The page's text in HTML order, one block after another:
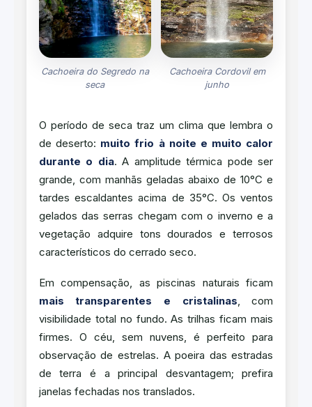
Cachoeira do Segredo na
seca
Cachoeira Cordovil em
junho
O período de seca traz um clima que lembra o
de deserto: muito frio à noite e muito calor
durante o dia. A amplitude térmica pode ser
grande, com manhãs geladas abaixo de 10°C e
tardes escaldantes acima de 35°C. Os ventos
gelados das serras chegam com o inverno e a
vegetação adquire tons dourados e terrosos
característicos do cerrado seco.
Em compensação, as piscinas naturais ficam
mais transparentes e cristalinas , com
visibilidade total no fundo. As trilhas ficam mais
firmes. O céu, sem nuvens, é perfeito para
observação de estrelas. A poeira das estradas
de terra é a principal desvantagem; prefira
janelas fechadas nos translados.